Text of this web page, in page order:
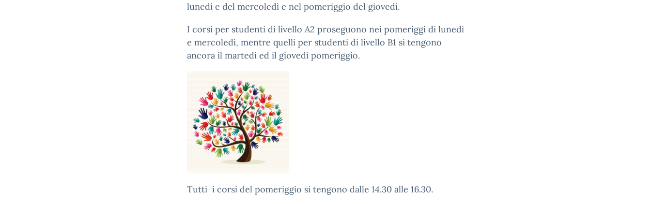
lunedì e del mercoledì e nel pomeriggio del giovedì.
I corsi per studenti di livello A2 proseguono nei pomeriggi di lunedì
e mercoledì, mentre quelli per studenti di livello B1 si tengono
ancora il martedì ed il giovedì pomeriggio.
Tutti i corsi del pomeriggio si tengono dalle 14.30 alle 16.30.